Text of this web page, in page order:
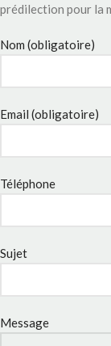
prédilection pour la
Nom (obligatoire)
Email (obligatoire)
Téléphone
Sujet
Message